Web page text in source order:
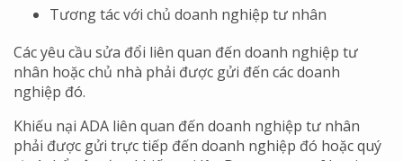
Tương tác với chủ doanh nghiệp tư nhân
Các yêu cầu sửa đổi liên quan đến doanh nghiệp tư
nhân hoặc chủ nhà phải được gửi đến các doanh
nghiệp đó.
Khiếu nại ADA liên quan đến doanh nghiệp tư nhân
phải được gửi trực tiếp đến doanh nghiệp đó hoặc quý